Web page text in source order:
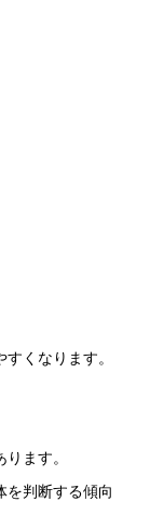
くなります。
ます。
を判断する傾向